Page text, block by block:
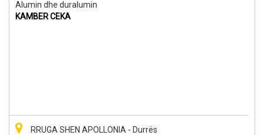
Alumin dhe duralumin
KAMBER CEKA
RRUGA SHEN APOLLONIA - Durrës